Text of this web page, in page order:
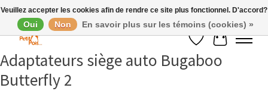
Liste de souhaits
Panier
Adaptateurs siège auto Bugaboo
Butterfly 2
Veuillez accepter les cookies afin de rendre ce site plus fonctionnel. D'accord?
Oui Non En savoir plus sur les témoins (cookies) »